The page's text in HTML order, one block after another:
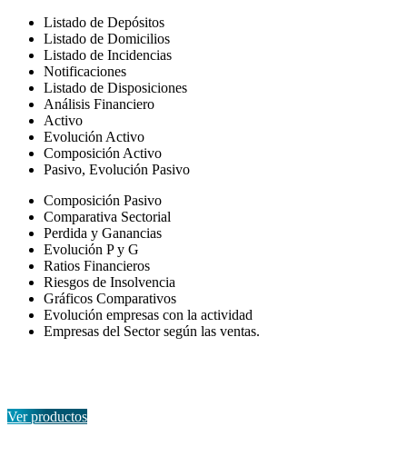
Listado de Depósitos
Listado de Domicilios
Listado de Incidencias
Notificaciones
Listado de Disposiciones
Análisis Financiero
Activo
Evolución Activo
Composición Activo
Pasivo, Evolución Pasivo
Composición Pasivo
Comparativa Sectorial
Perdida y Ganancias
Evolución P y G
Ratios Financieros
Riesgos de Insolvencia
Gráficos Comparativos
Evolución empresas con la actividad
Empresas del Sector según las ventas.
Ver productos